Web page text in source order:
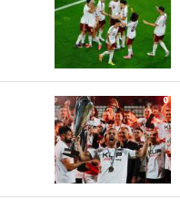
0